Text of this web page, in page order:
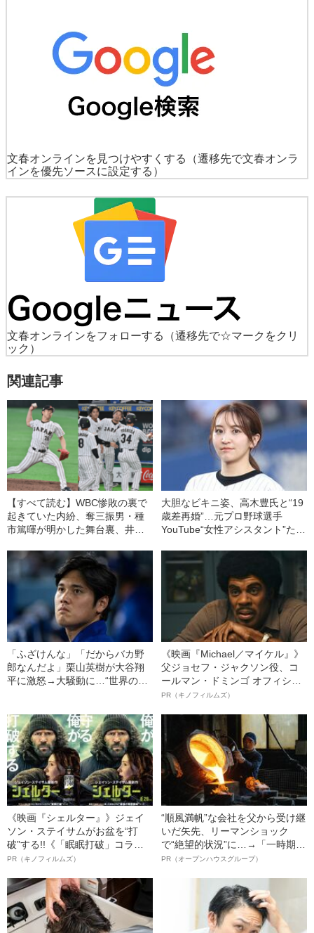
文春オンラインを見つけやすくする
（遷移先で文春オンラ
インを優先ソースに設定する）
文春オンラインをフォローする
（遷移先で☆マークをクリ
ック）
関連記事
【すべて読む】WBC惨敗の裏で
起きていた内紛、奪三振男・種
市篤暉が明かした舞台裏、井端
に決めた」選手とは【「週刊文
春電子版」特別リポート】
大胆なビキニ姿、高木豊氏と“19
歳差再婚”…元プロ野球選手
YouTube“女性アシスタント”たち
「ふざけんな」「だからバカ野
郎なんだよ」栗山英樹が大谷翔
平に激怒→大騒動に…“世界のオ
《映画『Michael／マイケル』》
父ジョセフ・ジャクソン役、コ
ールマン・ドミンゴ オフィシャ
ルインタビュー“観客を魅了した
語る”《日本興収70億円突破》
PR（キノフィルムズ）
《映画『シェルター』》ジェイ
ソン・ステイサムがお盆を“打
破”する!!《「眠眠打破」コラ
ボ》
PR（キノフィルムズ）
“順風満帆”な会社を父から受け継
いだ矢先、リーマンショック
で“絶望的状況”に…→「一時期は
納品3年待ち」のヒット商品を生
明かす、“逆転の戦術”
PR（オープンハウスグループ）